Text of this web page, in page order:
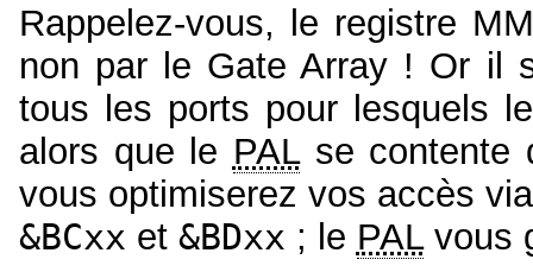
Rappelez-vous, le registre
non par le Gate Array ! Or il
tous les ports pour lesquels
alors que le PALse contente
vous optimiserez vos accès
&BCxx et &BDxx ; le PALvous